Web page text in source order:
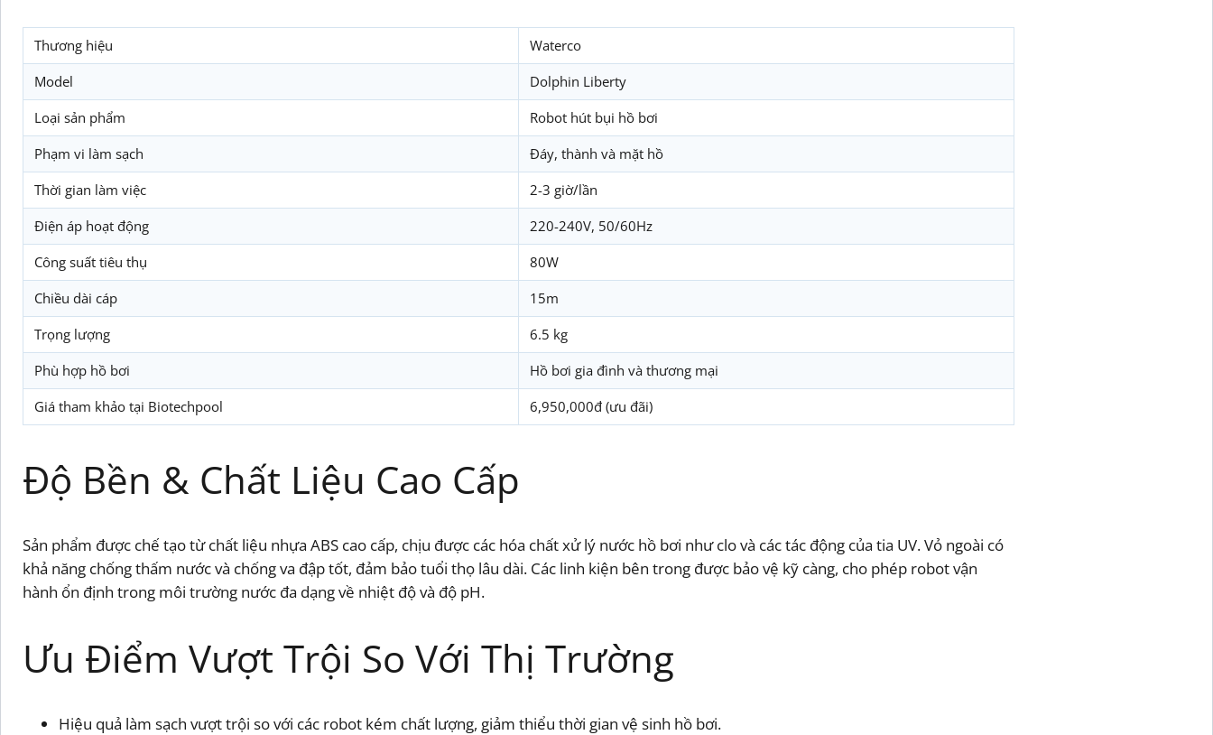
Thương hiệu Waterco
Model Dolphin Liberty
Loại sản phẩm Robot hút bụi hồ bơi
Phạm vi làm sạch Đáy, thành và mặt hồ
Thời gian làm việc 2-3 giờ/lần
Điện áp hoạt động 220-240V, 50/60Hz
Công suất tiêu thụ 80W
Chiều dài cáp 15m
Trọng lượng 6.5 kg
Phù hợp hồ bơi Hồ bơi gia đình và thương mại
Giá tham khảo tại Biotechpool 6,950,000đ (ưu đãi)
Độ Bền & Chất Liệu Cao Cấp
Sản phẩm được chế tạo từ chất liệu nhựa ABS cao cấp, chịu được các hóa chất xử lý nước hồ bơi như clo và các tác động của tia UV. Vỏ ngoài có
khả năng chống thấm nước và chống va đập tốt, đảm bảo tuổi thọ lâu dài. Các linh kiện bên trong được bảo vệ kỹ càng, cho phép robot vận
hành ổn định trong môi trường nước đa dạng về nhiệt độ và độ pH.
Ưu Điểm Vượt Trội So Với Thị Trường
Hiệu quả làm sạch vượt trội so với các robot kém chất lượng, giảm thiểu thời gian vệ sinh hồ bơi.